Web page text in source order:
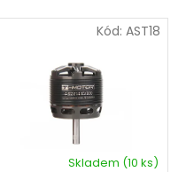
Skladem (10 ks)
Kód: AST18